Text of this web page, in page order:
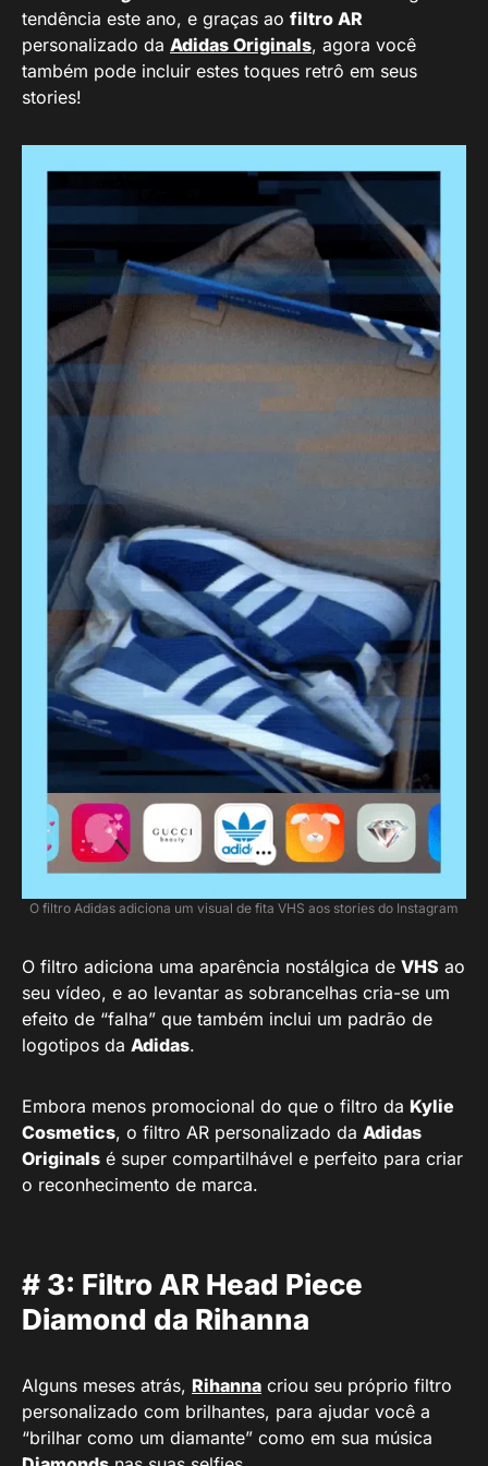
tendência este ano, e graças ao filtro AR
personalizado da Adidas Originals, agora você
também pode incluir estes toques retrô em seus
stories!
O filtro Adidas adiciona um visual de fita VHS aos stories do Instagram
O filtro adiciona uma aparência nostálgica de VHS ao
seu vídeo, e ao levantar as sobrancelhas cria-se um
efeito de “falha” que também inclui um padrão de
logotipos da Adidas.
Embora menos promocional do que o filtro da Kylie
Cosmetics, o filtro AR personalizado da Adidas
Originals é super compartilhável e perfeito para criar
o reconhecimento de marca.
# 3: Filtro AR Head Piece
Diamond da Rihanna
Alguns meses atrás, Rihanna criou seu próprio filtro
personalizado com brilhantes, para ajudar você a
“brilhar como um diamante” como em sua música